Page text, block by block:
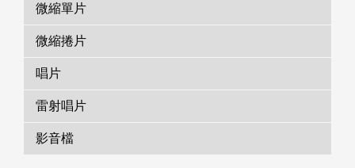
微縮單片
微縮捲片
唱片
雷射唱片
影音檔